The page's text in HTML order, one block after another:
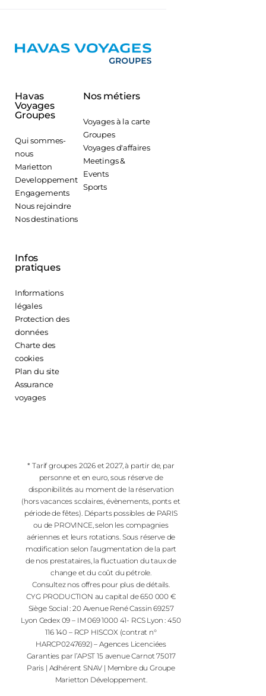
Havas
Voyages
Groupes
Qui sommes-
nous
Marietton
Developpement
Engagements
Nous rejoindre
Nos destinations
Nos métiers
Voyages à la carte
Groupes
Voyages d'affaires
Meetings &
Events
Sports
Infos
pratiques
Informations
légales
Protection des
données
Charte des
cookies
Plan du site
Assurance
voyages
* Tarif groupes 2026 et 2027, à partir de, par
personne et en euro, sous réserve de
disponibilités au moment de la réservation
(hors vacances scolaires, évènements, ponts et
période de fêtes). Départs possibles de PARIS
ou de PROVINCE, selon les compagnies
aériennes et leurs rotations. Sous réserve de
modification selon l’augmentation de la part
de nos prestataires, la fluctuation du taux de
change et du coût du pétrole.
Consultez nos offres pour plus de détails.
CYG PRODUCTION au capital de 650 000 €
Siège Social : 20 Avenue René Cassin 69257
Lyon Cedex 09 – IM 069 1000 41- RCS Lyon : 450
116 140 – RCP HISCOX (contrat n°
HARCP0247692) – Agences Licenciées
Garanties par l’APST 15 avenue Carnot 75017
Paris | Adhérent SNAV | Membre du Groupe
Marietton Développement.